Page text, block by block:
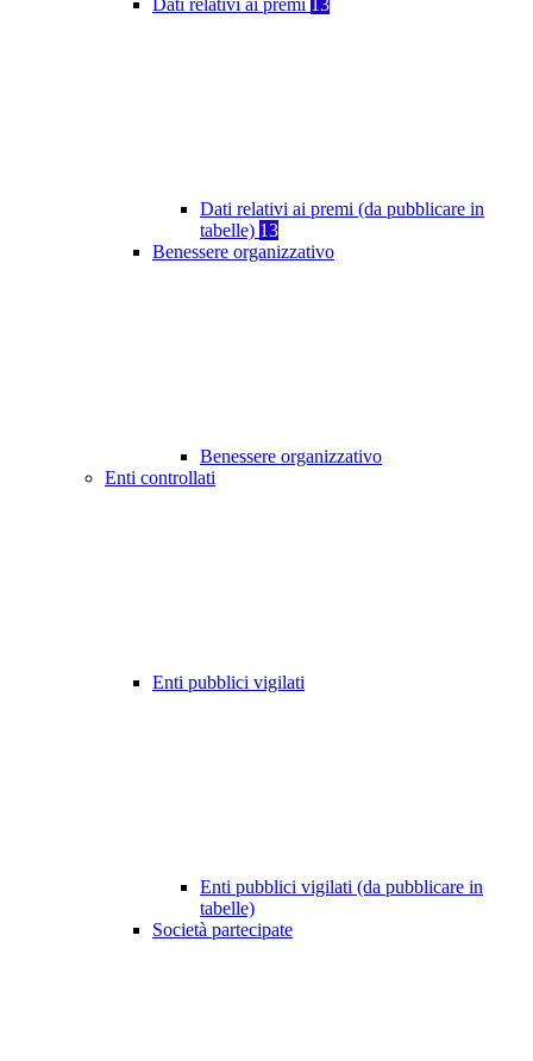
Dati relativi ai premi 13
Dati relativi ai premi (da pubblicare in
tabelle) 13
Benessere organizzativo
Benessere organizzativo
Enti controllati
Enti pubblici vigilati
Enti pubblici vigilati (da pubblicare in
tabelle)
Società partecipate